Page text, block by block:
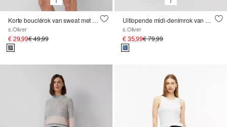
Korte bouclérok van sweat met elastische tailleband
s.Oliver
€ 29,99€ 49,99
Uitlopende midi-denimrok van een lyocellmix met een hoge tailleband
s.Oliver
€ 35,99€ 79,99